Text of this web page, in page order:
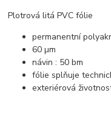
Plotrová litá PVC fólie
permanentní
60 µm
návin : 50 bm
fólie splňuje
exteriérová